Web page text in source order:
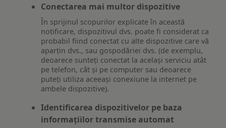
Conectarea mai multor dispozitive
În sprijinul scopurilor explicate în această
notificare, dispozitivul dvs. poate fi considerat ca
probabil fiind conectat cu alte dispozitive care vă
aparțin dvs., sau gospodăriei dvs. (de exemplu,
deoarece sunteți conectat la același serviciu atât
pe telefon, cât și pe computer sau deoarece
puteți utiliza aceeași conexiune la internet pe
ambele dispozitive).
Identificarea dispozitivelor pe baza
informațiilor transmise automat